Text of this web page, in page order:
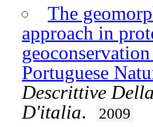
The
approach in
Portuguese
Descrittive
D'italia. 2009